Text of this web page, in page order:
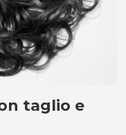
taglio e
taglio e